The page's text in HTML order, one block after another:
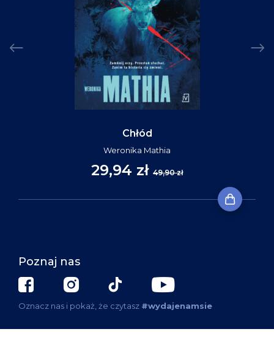
Chłód
Weronika Mathia
29,94 zł 49,90 zł
Poznaj nas
Oznacz nas i pokaż, że czytasz #wydajenamsie